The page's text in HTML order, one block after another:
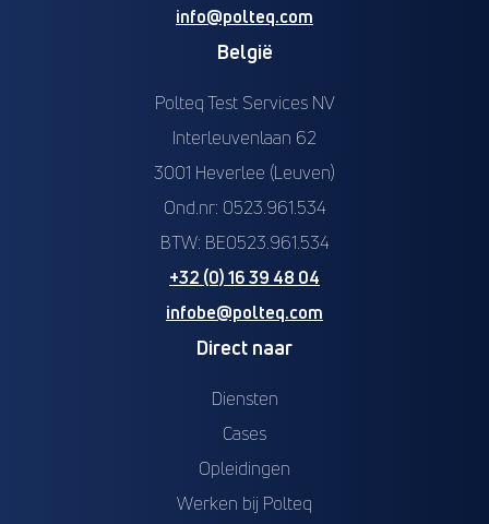
info@polteq.com
België
Polteq Test Services NV
Interleuvenlaan 62
3001 Heverlee (Leuven)
Ond.nr: 0523.961.534
BTW: BE0523.961.534
+32 (0) 16 39 48 04
infobe@polteq.com
Direct naar
Diensten
Cases
Opleidingen
Werken bij Polteq